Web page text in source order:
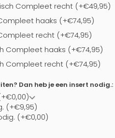
Compleet recht (+€49,95)
haaks (+€74,95)
recht (+€74,95)
Compleet haaks (+€74,95)
Compleet recht (+€74,95)
Dan heb je een insert nodig.:
(+€9,95)
(+€0,00)